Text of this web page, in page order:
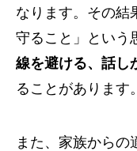
なります。その結
守ること」という
線を避ける、話し
ることがあります。
また、家族から